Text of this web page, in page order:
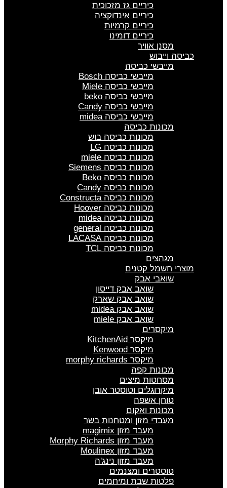
כיריים גז מזכוכית
כיריים אינדוקציה
כיריים קרמיות
כיריים דומינו
מסנן אוויר
כביסה וייבוש
מייבשי כביסה
מייבשי כביסה Bosch
מייבשי כביסה Miele
מייבשי כביסה beko
מייבשי כביסה Candy
מייבשי כביסה midea
מכונות כביסה
מכונות כביסה בוש
מכונות כביסה LG
מכונות כביסה miele
מכונות כביסה Siemens
מכונות כביסה Beko
מכונות כביסה Candy
מכונות כביסה Constructa
מכונות כביסה Hoover
מכונות כביסה midea
מכונות כביסה general
מכונות כביסה LACASA
מכונות כביסה TCL
מוצרי חשמל קטנים
שואבי אבק
שואב אבק דייסון
שואב אבק שארק
שואב אבק midea
שואב אבק miele
מיקסרים
מכונות קפה
מסחטות מיצים
מיקרוגלים וטוסטר אובן
טוחן אשפה
מכונות ואקום
מעבדי מזון ומטחנות בשר
מעבד מזון magimix
מעבד מזון Morphy Richards
מעבד מזון Moulinex
מעבד מזון נינג'ה
טוסטרים ומצנמים
פלטות שבת ומיחמים